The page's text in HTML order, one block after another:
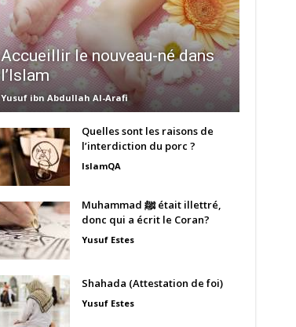
Accueillir le nouveau-né dans
l’Islam
Yusuf ibn Abdullah Al-Arafi
Quelles sont les raisons de
l’interdiction du porc ?
IslamQA
Muhammad ﷺ était illettré,
donc qui a écrit le Coran?
Yusuf Estes
Shahada (Attestation de foi)
Yusuf Estes